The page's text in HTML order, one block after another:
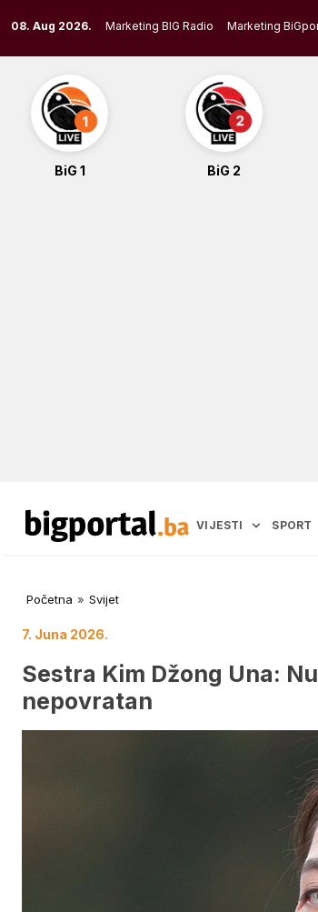
to
content
08. Aug 2026. Marketing BIG Radio Marketing
BiG 1 BiG 2
VIJESTI SPORT
Početna » Svijet
7. Juna 2026.
Sestra Kim Džong Una:
nepovratan